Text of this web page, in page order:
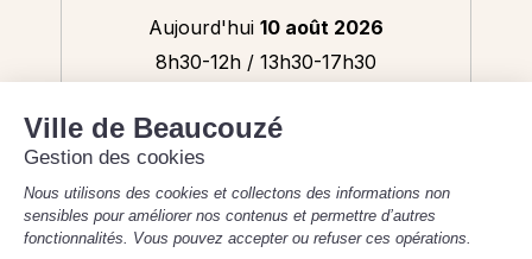
Aujourd'hui 10 août 2026
8h30-12h / 13h30-17h30